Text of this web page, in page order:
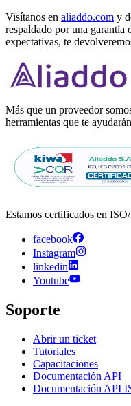
Visítanos en aliaddo.com y
respaldado por una garantía
expectativas, te
Más que un proveedor
herramientas que te
Estamos certificados en
facebook
Instagram
linkedin
Youtube
Soporte
Abrir un ticket
Tutoriales
Capacitaciones
Documentación API
Documentación API